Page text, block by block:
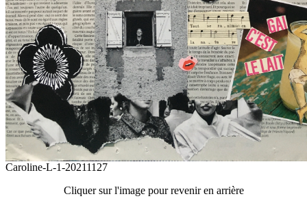
Caroline-L-1-20211127
Cliquer sur l'image pour revenir en arrière